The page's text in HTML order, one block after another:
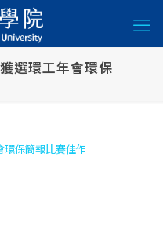
選環工年會環保
保簡報比賽佳作